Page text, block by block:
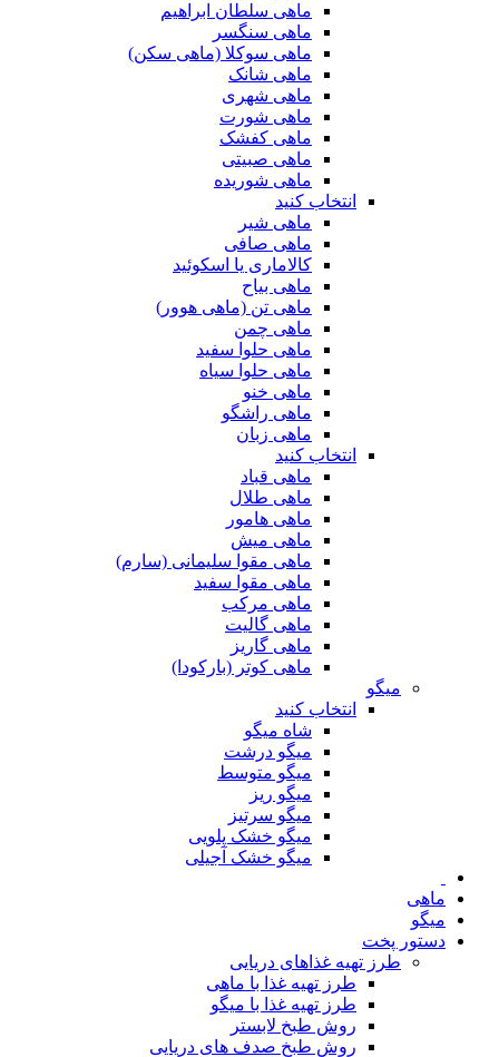
ماهی سلطان ابراهیم
ماهی سنگسر
ماهی سوکلا (ماهی سکن)
ماهی شانک
ماهی شهری
ماهی شورت
ماهی کفشک
ماهی صبیتی
ماهی شوریده
انتخاب کنید
ماهی شیر
ماهی صافی
کالاماری یا اسکوئید
ماهی بیاح
ماهی تن (ماهی هوور)
ماهی چمن
ماهی حلوا سفید
ماهی حلوا سیاه
ماهی خنو
ماهی راشگو
ماهی زبان
انتخاب کنید
ماهی قباد
ماهی طلال
ماهی هامور
ماهی میش
ماهی مقوا سلیمانی (سارم)
ماهی مقوا سفید
ماهی مرکب
ماهی گالیت
ماهی گاریز
ماهی کوتر (بارکودا)
میگو
انتخاب کنید
شاه میگو
میگو درشت
میگو متوسط
میگو ریز
میگو سرتیز
میگو خشک پلویی
میگو خشک آجیلی
ماهی
میگو
دستور پخت
طرز تهیه غذاهای دریایی
طرز تهیه غذا با ماهی
طرز تهیه غذا با میگو
روش طبخ لابستر
روش طبخ صدف های دریایی